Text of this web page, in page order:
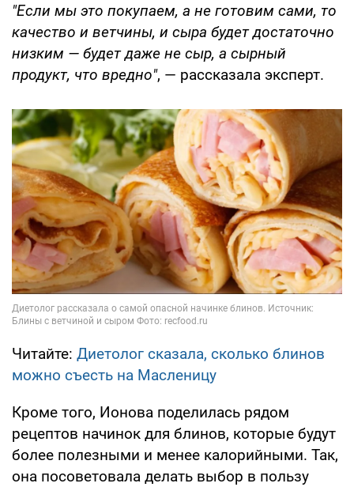
"Если мы это покупаем, а не готовим сами, то
качество и ветчины, и сыра будет достаточно
низким — будет даже не сыр, а сырный
продукт, что вредно", — рассказала эксперт.
Читайте: Диетолог сказала, сколько блинов
можно съесть на Масленицу
Кроме того, Ионова поделилась рядом
рецептов начинок для блинов, которые будут
более полезными и менее калорийными. Так,
она посоветовала делать выбор в пользу